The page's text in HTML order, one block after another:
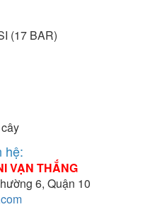
(17 BAR)
hệ:
VẠN THẮNG
6, Quận 10